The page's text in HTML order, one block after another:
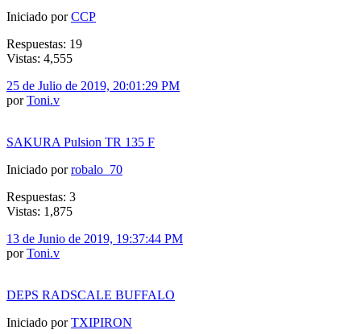
Iniciado porCCP
Respuestas: 19
Vistas: 4,555
25 de Julio de 2019, 20:01:29 PM
porToni.v
SAKURA Pulsion TR 135 F
Iniciado porrobalo_70
Respuestas: 3
Vistas: 1,875
13 de Junio de 2019, 19:37:44 PM
porToni.v
DEPS RADSCALE BUFFALO
Iniciado porTXIPIRON